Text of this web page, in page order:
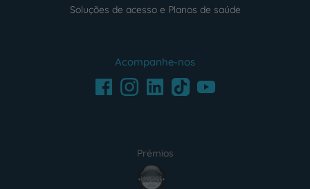
Soluções de acesso e Planos de saúde
Acompanhe-nos
FacebookInstagramLinkedInTikTokYoutube
Prémios
award4